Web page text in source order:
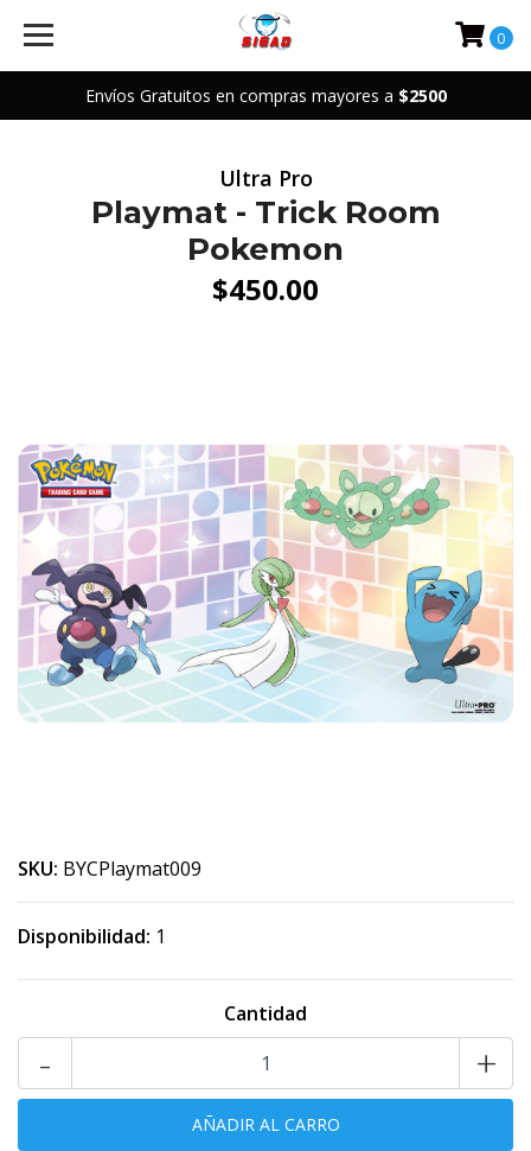
Envíos Gratuitos en compras mayores a $2500
0
Ultra Pro
Playmat - Trick Room
Pokemon
$450.00
SKU: BYCPlaymat009
Disponibilidad: 1
Cantidad
+
-